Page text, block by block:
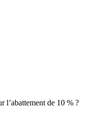
l’abattement de 10 % ?